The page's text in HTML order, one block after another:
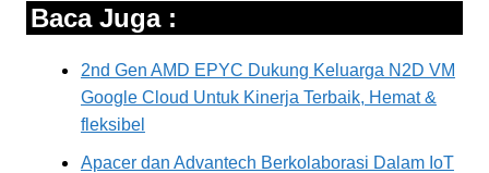
Baca Juga :
2nd Gen AMD EPYC Dukung Keluarga N2D VM
Google Cloud Untuk Kinerja Terbaik, Hemat &
fleksibel
Apacer dan Advantech Berkolaborasi Dalam IoT